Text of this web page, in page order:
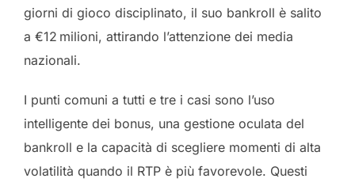
giorni di gioco disciplinato, il suo bankroll è salito
a €12 milioni, attirando l’attenzione dei media
nazionali.
I punti comuni a tutti e tre i casi sono l’uso
intelligente dei bonus, una gestione oculata del
bankroll e la capacità di scegliere momenti di alta
volatilità quando il RTP è più favorevole. Questi